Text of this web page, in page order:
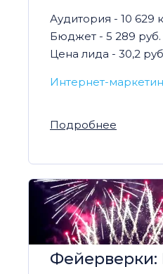
Аудитория - 10 629
Бюджет - 5 289 руб.
Цена лида - 30,2
Интернет-
Подробнее
Фейерверки: